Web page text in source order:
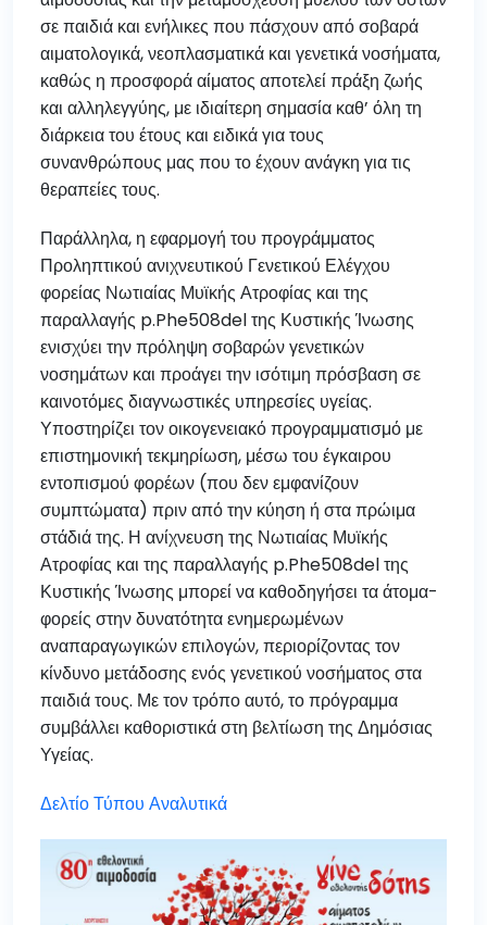
σε παιδιά και ενήλικες που πάσχουν από σοβαρά
αιματολογικά, νεοπλασματικά και γενετικά νοσήματα,
καθώς η προσφορά αίματος αποτελεί πράξη ζωής
και αλληλεγγύης, με ιδιαίτερη σημασία καθ’ όλη τη
διάρκεια του έτους και ειδικά για τους
συνανθρώπους μας που το έχουν ανάγκη για τις
θεραπείες τους.
Παράλληλα, η εφαρμογή του προγράμματος
Προληπτικού ανιχνευτικού Γενετικού Ελέγχου
φορείας Νωτιαίας Μυϊκής Ατροφίας και της
παραλλαγής p.Phe508del της Κυστικής Ίνωσης
ενισχύει την πρόληψη σοβαρών γενετικών
νοσημάτων και προάγει την ισότιμη πρόσβαση σε
καινοτόμες διαγνωστικές υπηρεσίες υγείας.
Υποστηρίζει τον οικογενειακό προγραμματισμό με
επιστημονική τεκμηρίωση, μέσω του έγκαιρου
εντοπισμού φορέων (που δεν εμφανίζουν
συμπτώματα) πριν από την κύηση ή στα πρώιμα
στάδιά της. Η ανίχνευση της Νωτιαίας Μυϊκής
Ατροφίας και της παραλλαγής p.Phe508del της
Κυστικής Ίνωσης μπορεί να καθοδηγήσει τα άτομα-
φορείς στην δυνατότητα ενημερωμένων
αναπαραγωγικών επιλογών, περιορίζοντας τον
κίνδυνο μετάδοσης ενός γενετικού νοσήματος στα
παιδιά τους. Με τον τρόπο αυτό, το πρόγραμμα
συμβάλλει καθοριστικά στη βελτίωση της Δημόσιας
Υγείας.
Δελτίο Τύπου Αναλυτικά